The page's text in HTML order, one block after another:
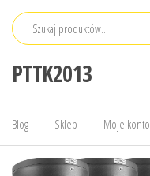
Przejdź
PTTK2013
Blog Sklep Moje konto